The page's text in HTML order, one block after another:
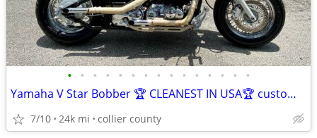
• • • • • • • • • • • • • • •
Yamaha V Star Bobber 🏆 CLEANEST IN USA🏆 custom with FL title in hand
7/10 24k mi collier county